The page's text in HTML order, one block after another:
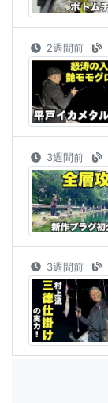
2週間前
3週間前
3週間前